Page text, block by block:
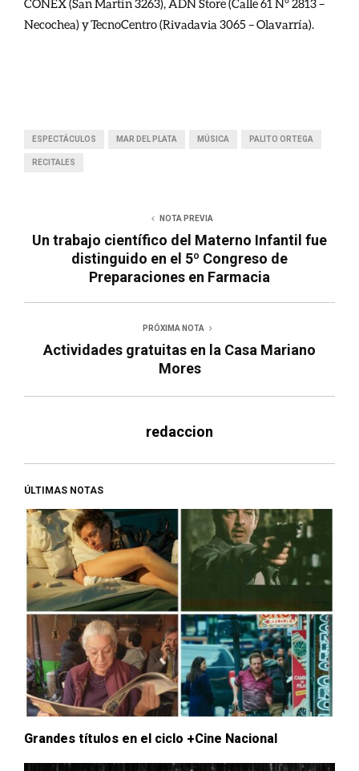
CONEX (San Martín 3263), ADN Store (Calle 61 N° 2813 –
Necochea) y TecnoCentro (Rivadavia 3065 – Olavarría).
ESPECTÁCULOS MAR DEL PLATA MÚSICA PALITO ORTEGA
RECITALES
NOTA PREVIA
Un trabajo científico del Materno Infantil fue
distinguido en el 5º Congreso de
Preparaciones en Farmacia
PRÓXIMA NOTA
Actividades gratuitas en la Casa Mariano
Mores
redaccion
ÚLTIMAS NOTAS
Grandes títulos en el ciclo +Cine Nacional